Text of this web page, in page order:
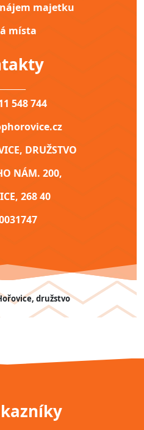
majetku
místa
548 744
DRUŽSTVO
NÁM. 200,
268 40
družstvo